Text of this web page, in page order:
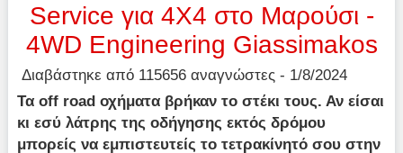
Service για 4Χ4 στο Μαρούσι -
4WD Engineering Giassimakos
Διαβάστηκε από 115656 αναγνώστες - 1/8/2024
Τα off road οχήματα βρήκαν το στέκι τους. Αν είσαι
κι εσύ λάτρης της οδήγησης εκτός δρόμου
μπορείς να εμπιστευτείς το τετρακίνητό σου στην